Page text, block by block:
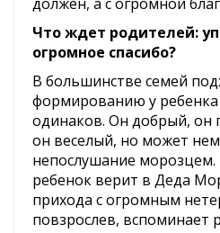
Что ждет родителей:
огромное спасибо?
В большинстве семей
формированию у
одинаков. Он добрый, он
он веселый, но может
непослушание
ребенок верит в Деда
прихода с огромным
повзрослев, вспоминает